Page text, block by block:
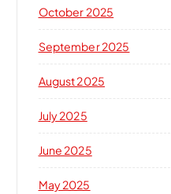
October 2025
September 2025
August 2025
July 2025
June 2025
May 2025